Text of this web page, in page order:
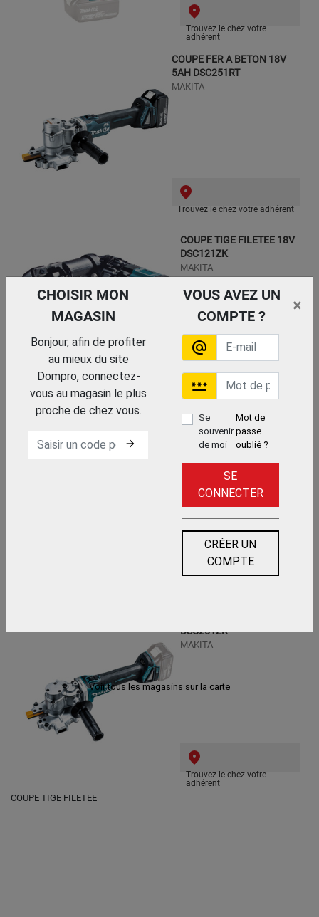
Trouvez le chez votre
adhérent
COUPE FER A BETON 18V
5AH DSC251RT
MAKITA
Trouvez le chez votre adhérent
COUPE TIGE FILETEE 18V
DSC121ZK
MAKITA
Trouvez le chez votre
COUPE FER A BETON 18V
DSC163ZK
DSC251ZK
MAKITA
Trouvez le chez votre
adhérent
COUPE TIGE FILETEE
CHOISIR MON
MAGASIN
VOUS AVEZ UN
COMPTE ?
×
Bonjour, afin de profiter
au mieux du site
Dompro, connectez-
vous au magasin le plus
proche de chez vous.
arrow_forward
alternate_email
password
Se
souvenir
de moi
Mot de
passe
oublié ?
SE
CONNECTER
CRÉER UN
COMPTE
Voir tous les magasins sur la carte